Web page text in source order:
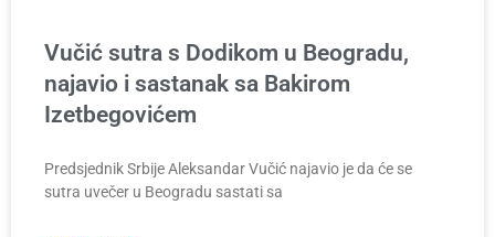
Vučić sutra s Dodikom u Beogradu,
najavio i sastanak sa Bakirom
Izetbegovićem
Predsjednik Srbije Aleksandar Vučić najavio je da će se
sutra uvečer u Beogradu sastati sa